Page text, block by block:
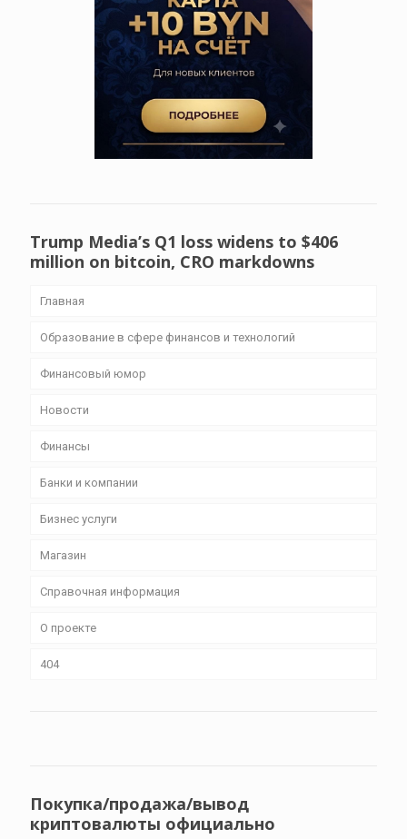
Trump Media’s Q1 loss widens to $406
million on bitcoin, CRO markdowns
Главная
Образование в сфере финансов и технологий
Финансовый юмор
Новости
Финансы
Банки и компании
Бизнес уcлуги
Магазин
Справочная информация
О проекте
404
Покупка/продажа/вывод
криптовалюты официально